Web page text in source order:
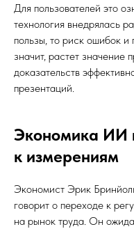
Для пользователей это
технология внедрялась
пользы, то риск ошибок и
значит, растет значение
доказательств
презентаций.
Экономика ИИ
к измерениям
Экономист Эрик
говорит о переходе к
на рынок труда. Он